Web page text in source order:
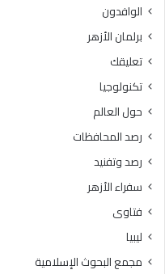
الوافدون
برلمان الأزهر
تعليقك
تكنولوجيا
حول العالم
رصد المحافظات
رصد وتفنيد
سفراء الأزهر
فتاوى
ليبيا
مجمع البحوث الإسلامية